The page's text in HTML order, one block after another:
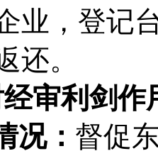
业，登记
还。
经审利剑
况： 督促